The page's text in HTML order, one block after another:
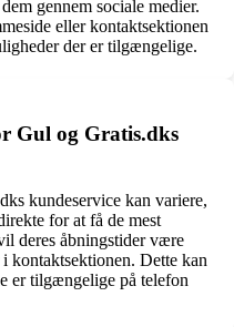
gennem sociale medier.
eller kontaktsektionen
der er tilgængelige.
Gul og Gratis.dks
kundeservice kan variere,
for at få de mest
deres åbningstider være
kontaktsektionen. Dette kan
er tilgængelige på telefon